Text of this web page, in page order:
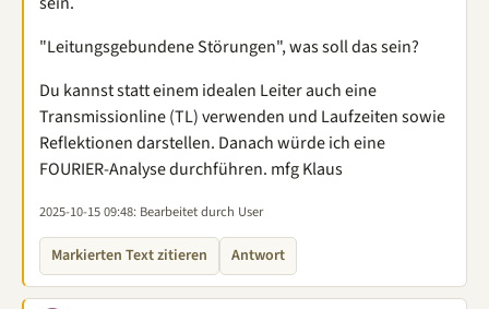
"Leitungsgebundene Störungen", was soll das sein?
Du kannst statt einem idealen Leiter auch eine
Transmissionline (TL) verwenden und Laufzeiten sowie
Reflektionen darstellen. Danach würde ich eine
FOURIER-Analyse​​ durchführen. mfg Klaus
2025-10-15 09:48: Bearbeitet durch User
Markierten Text zitieren Antwort